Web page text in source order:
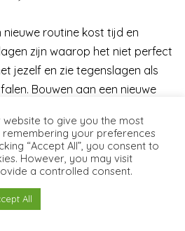
routine kost tijd en
zijn waarop het niet perfect
jezelf en zie tegenslagen als
Bouwen aan een nieuwe
niet elke zaadje ontkiemt
to give you the most
your preferences
“Accept All”, you consent to
However, you may visit
a controlled consent.
All